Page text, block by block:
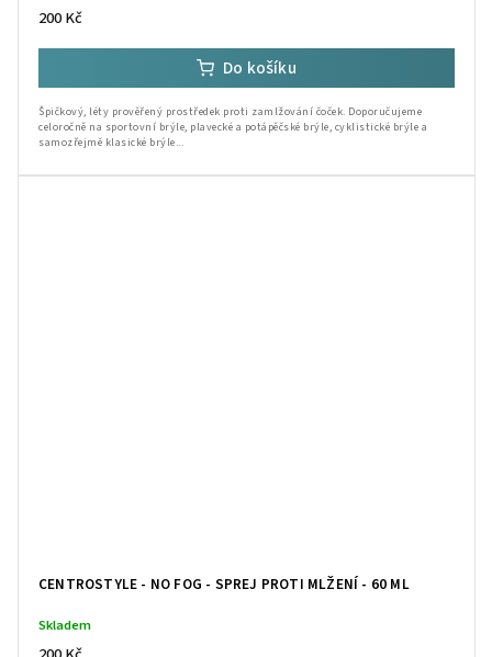
200 Kč
Do košíku
Špičkový, léty prověřený prostředek proti zamlžování čoček. Doporučujeme
celoročně na sportovní brýle, plavecké a potápěčské brýle, cyklistické brýle a
samozřejmě klasické brýle...
CENTROSTYLE - NO FOG - SPREJ PROTI MLŽENÍ - 60 ML
Skladem